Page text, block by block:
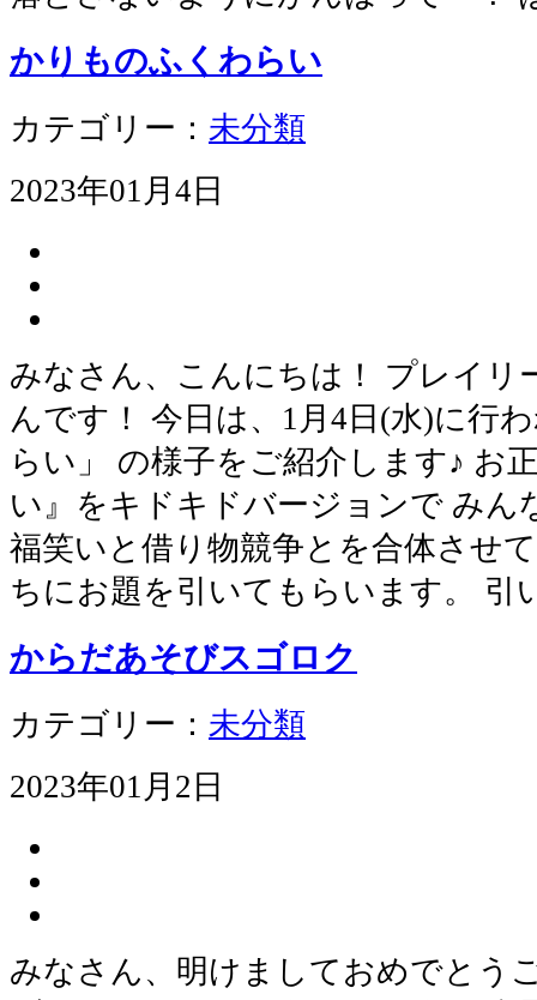
かりものふくわらい
カテゴリー： 未分類
2023年01月4日
みなさん、こんにちは！ プレイリ
んです！ 今日は、1月4日(水)に行
らい」 の様子をご紹介します♪ お
い』をキドキドバージョンで み
福笑いと借り物競争とを合体させ
ちにお題を引いてもらいます。
からだあそびスゴロク
カテゴリー： 未分類
2023年01月2日
みなさん、明けましておめでとう